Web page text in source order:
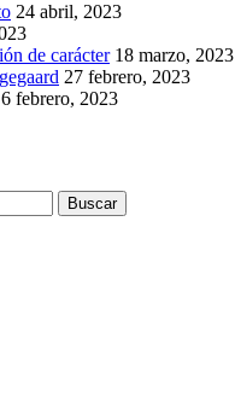
24 abril, 2023
de carácter 18 marzo, 2023
27 febrero, 2023
6 febrero, 2023
Buscar